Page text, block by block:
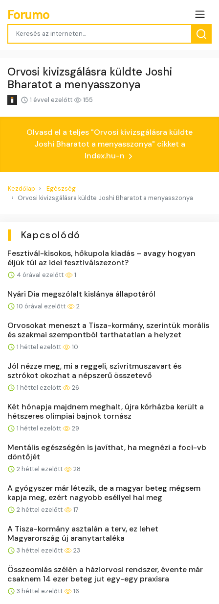
Forumo
Orvosi kivizsgálásra küldte Joshi
Bharatot a menyasszonya
1 évvel ezelőtt 155
Olvasd el a teljes "Orvosi kivizsgálásra küldte
Joshi Bharatot a menyasszonya" cikket a
Index.hu-n
Kezdőlap
Egészség
Orvosi kivizsgálásra küldte Joshi Bharatot a menyasszonya
Kapcsolódó
Fesztivál-kisokos, hőkupola kiadás – avagy hogyan
éljük túl az idei fesztiválszezont?
4 órával ezelőtt 1
Nyári Dia megszólalt kislánya állapotáról
10 órával ezelőtt 2
Orvosokat meneszt a Tisza-kormány, szerintük morális
és szakmai szempontból tarthatatlan a helyzet
1 héttel ezelőtt 10
Jól nézze meg, mi a reggeli, szívritmuszavart és
sztrókot okozhat a népszerű összetevő
1 héttel ezelőtt 26
Két hónapja majdnem meghalt, újra kórházba került a
hétszeres olimpiai bajnok tornász
1 héttel ezelőtt 29
Mentális egészségén is javíthat, ha megnézi a foci-vb
döntőjét
2 héttel ezelőtt 28
A gyógyszer már létezik, de a magyar beteg mégsem
kapja meg, ezért nagyobb eséllyel hal meg
2 héttel ezelőtt 17
A Tisza-kormány asztalán a terv, ez lehet
Magyarország új aranytartaléka
3 héttel ezelőtt 23
Összeomlás szélén a háziorvosi rendszer, évente már
csaknem 14 ezer beteg jut egy-egy praxisra
3 héttel ezelőtt 16